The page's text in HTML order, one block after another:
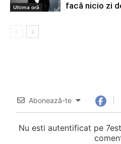
Ultima oră
facă nicio zi
Abonează-te
Nu esti autentificat pe